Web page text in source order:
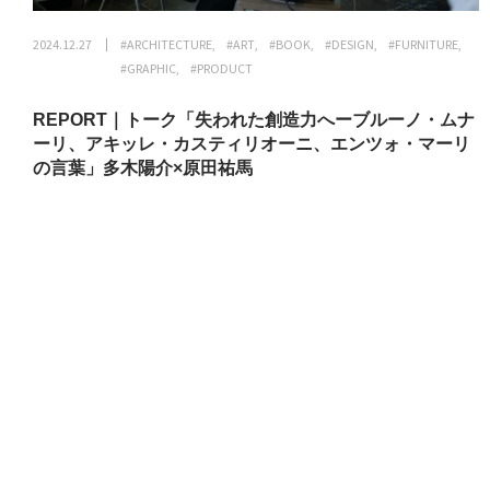
2024.12.27 #ARCHITECTURE #ART #BOOK #DESIGN
#FURNITURE
#GRAPHIC
#PRODUCT
REPORT｜トーク「失われた創造力へーブルーノ・ムナ
ーリ、アキッレ・カスティリオーニ、エンツォ・マーリ
の言葉」多木陽介×原田祐馬